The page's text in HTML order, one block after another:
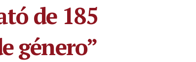
de 185
género”